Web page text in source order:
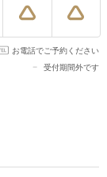
お電話でご予約ください
受付期間外です